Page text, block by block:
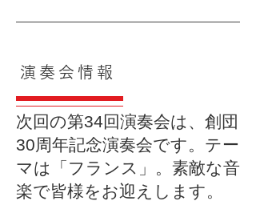
演奏会情報
次回の第34回演奏会は、創団
30周年記念演奏会です。テー
マは「フランス」。素敵な音
楽で皆様をお迎えします。